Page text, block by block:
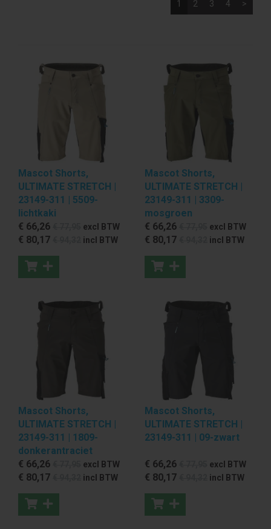
1 2 3 4 >
Mascot Shorts,
ULTIMATE STRETCH |
23149-311 | 5509-
lichtkaki
€ 66,26 excl BTW
€ 80,17 incl BTW
Mascot Shorts,
ULTIMATE STRETCH |
23149-311 | 3309-
mosgroen
€ 66,26 excl BTW
€ 80,17 incl BTW
Mascot Shorts,
ULTIMATE STRETCH |
23149-311 | 1809-
donkerantraciet
€ 66,26 excl BTW
€ 80,17 incl BTW
Mascot Shorts,
ULTIMATE STRETCH |
23149-311 | 09-zwart
€ 66,26 excl BTW
€ 80,17 incl BTW